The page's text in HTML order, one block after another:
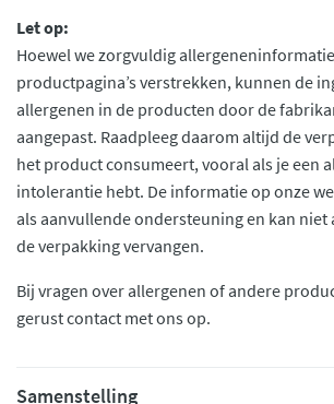
Let op:
Hoewel we zorgvuldig
productpagina’s verstrekken, kunnen de
allergenen in de producten door de
aangepast. Raadpleeg daarom altijd de
het product consumeert, vooral als je een
intolerantie hebt. De informatie op onze
als aanvullende ondersteuning en kan
de verpakking vervangen.
Bij vragen over allergenen of andere
gerust contact met ons op.
Samenstelling